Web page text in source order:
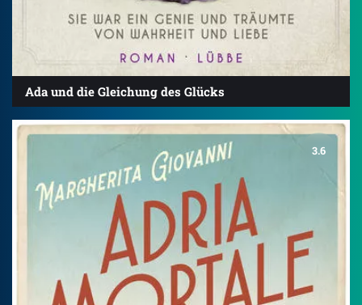
Ada und die Gleichung des Glücks
3.6